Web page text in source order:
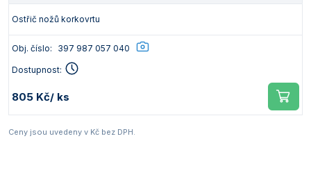
Ostřič nožů korkovrtu
Obj. číslo: 397 987 057 040
Dostupnost:
805 Kč/ ks
Ceny jsou uvedeny v Kč bez DPH.